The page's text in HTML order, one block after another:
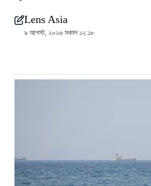
Lens Asia
৯ আগস্ট, ২০২৬ সকাল ১২:১৮